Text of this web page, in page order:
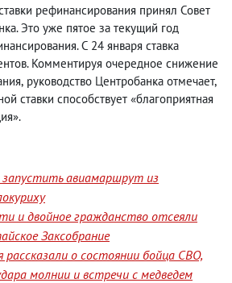
рефинансирования принял Совет
Это уже пятое за текущий год
С 24 января ставка
Комментируя очередное снижение
, руководство Центробанка отмечает,
ставки способствует «благоприятная
авиамаршрут из
и двойное гражданство отсеяли
Заксобрание
о состоянии бойца СВО,
молнии и встречи с медведем